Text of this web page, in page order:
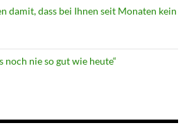
damit, dass bei Ihnen seit Monaten kein
noch nie so gut wie heute“